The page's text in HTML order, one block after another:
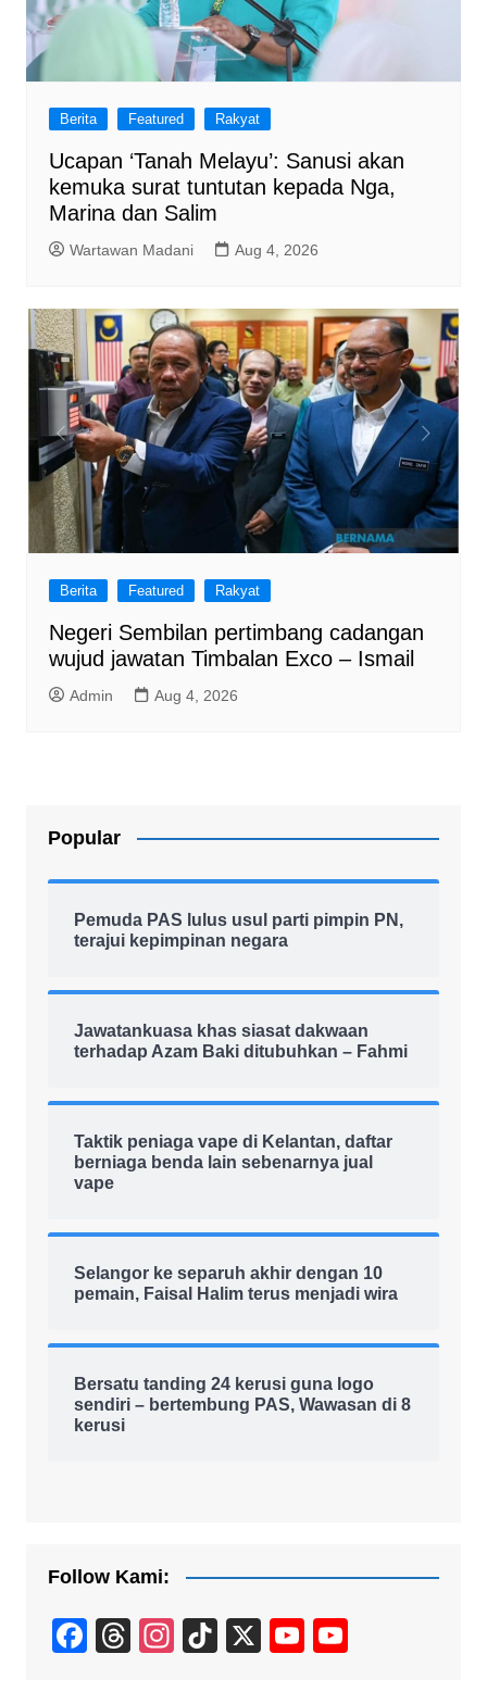
Berita Featured Rakyat
Ucapan ‘Tanah Melayu’: Sanusi akan
kemuka surat tuntutan kepada Nga,
Marina dan Salim
Wartawan Madani Aug 4, 2026
Berita Featured Rakyat
Negeri Sembilan pertimbang cadangan
wujud jawatan Timbalan Exco – Ismail
Admin Aug 4, 2026
Popular
Pemuda PAS lulus usul parti pimpin PN,
terajui kepimpinan negara
Jawatankuasa khas siasat dakwaan
terhadap Azam Baki ditubuhkan – Fahmi
Taktik peniaga vape di Kelantan, daftar
berniaga benda lain sebenarnya jual
vape
Selangor ke separuh akhir dengan 10
pemain, Faisal Halim terus menjadi wira
Bersatu tanding 24 kerusi guna logo
sendiri – bertembung PAS, Wawasan di 8
kerusi
Follow Kami:
F T In Ti X Y Y